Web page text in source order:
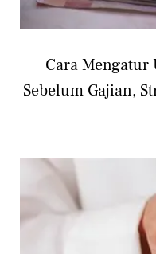
Cara Mengatur
Sebelum Gajian,